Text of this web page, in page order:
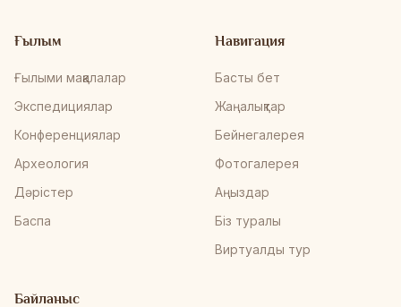
Ғылым
Ғылыми мақалалар
Экспедициялар
Конференциялар
Археология
Дәрістер
Баспа
Навигация
Басты бет
Жаңалықтар
Бейнегалерея
Фотогалерея
Аңыздар
Біз туралы
Виртуалды тур
Байланыс